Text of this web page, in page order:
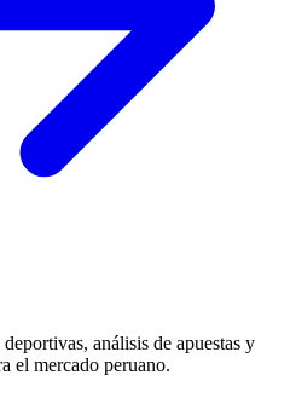
análisis de apuestas y
el mercado peruano.